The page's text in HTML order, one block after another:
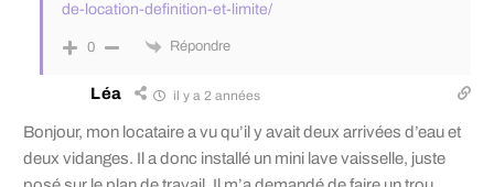
de-location-definition-et-limite/
0 Répondre
Léa il y a 2 années
Bonjour, mon locataire a vu qu’il y avait deux arrivées d’eau et
deux vidanges. Il a donc installé un mini lave vaisselle, juste